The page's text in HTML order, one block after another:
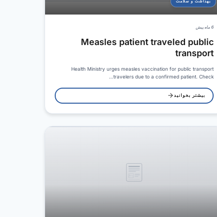
بهداشت و سلامت
6 ماه پیش
Measles patient traveled public
transport
Health Ministry urges measles vaccination for public transport
travelers due to a confirmed patient. Check…
بیشتر بخوانید